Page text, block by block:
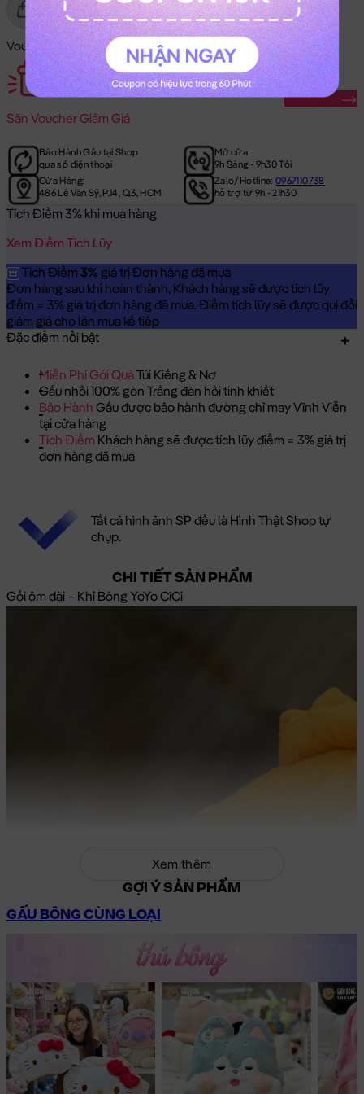
Gửi Tặng Mua Ngay
Voucher Mã Khuyến Mãi:
Săn Voucher Giảm Giá
Săn Ngay
Bảo Hành Gấu tại Shop
qua số điện thoại
Mở cửa:
9h Sáng - 9h30 Tối
Cửa Hàng:
486 Lê Văn Sỹ, P.14, Q.3, HCM
Zalo/Hotline:0967110738
hỗ trợ từ 9h - 21h30
Tích Điểm 3% khi mua hàng
Xem Điểm Tích Lũy
Tích Điểm 3% giá trị Đơn hàng đã mua
Đơn hàng sau khi hoàn thành, Khách hàng sẽ được tích lũy
điểm = 3% giá trị đơn hàng đã mua. Điểm tích lũy sẽ được qui đổi
giảm giá cho lần mua kế tiếp
Đặc điểm nổi bật
Miễn Phí Gói QuàTúi Kiếng & Nơ
Gấu nhồi 100% gòn Trắng đàn hồi tinh khiết
Bảo Hành Gấu được bảo hành đường chỉ may Vĩnh Viễn
tại cửa hàng
Tích Điểm Khách hàng sẽ được tích lũy điểm = 3% giá trị
đơn hàng đã mua
Tất cả hình ảnh SP đều là Hình Thật Shop tự
chụp.
CHI TIẾT SẢN PHẨM
Gối ôm dài – Khỉ Bông YoYo CiCi
Xem thêm
GỢI Ý SẢN PHẨM
GẤU BÔNG CÙNG LOẠI